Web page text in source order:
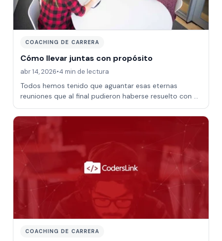
COACHING DE CARRERA
Cómo llevar juntas con propósito
abr 14, 2026•4 min de lectura
Todos hemos tenido que aguantar esas eternas
reuniones que al final pudieron haberse resuelto con un
correo. Veamos cómo podemos hacer que n…
COACHING DE CARRERA